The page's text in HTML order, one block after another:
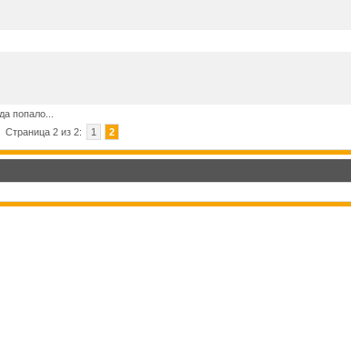
попало...
Страница 2 из 2:
1 2